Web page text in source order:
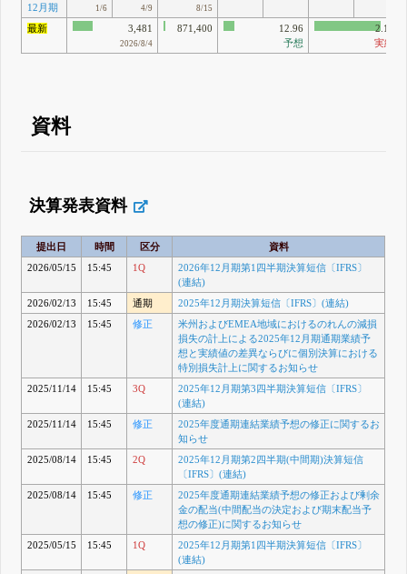
12月期
1/6 4/9 8/15
最新 3,481
2026/8/4
871,400
12.96
予想
2.17
実績
資料
決算発表資料
提出日 時間 区分
資料
2026/05/15
15:45 1Q
2026年12月期第1四半期決算短信〔IFRS〕
(連結)
2026/02/13
15:45 通期
2025年12月期決算短信〔IFRS〕(連結)
2026/02/13
15:45 修正
米州およびEMEA地域におけるのれんの減損
損失の計上による2025年12月期通期業績予
想と実績値の差異ならびに個別決算における
特別損失計上に関するお知らせ
2025/11/14
15:45 3Q
2025年12月期第3四半期決算短信〔IFRS〕
(連結)
2025/11/14
15:45 修正
2025年度通期連結業績予想の修正に関するお
知らせ
2025/08/14
15:45 2Q
2025年12月期第2四半期(中間期)決算短信
〔IFRS〕(連結)
2025/08/14
15:45 修正
2025年度通期連結業績予想の修正および剰余
金の配当(中間配当の決定および期末配当予
想の修正)に関するお知らせ
2025/05/15
15:45 1Q
2025年12月期第1四半期決算短信〔IFRS〕
(連結)